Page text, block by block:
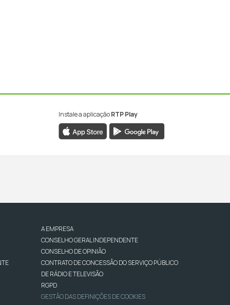
Instale a aplicaçãoRTP Play
A EMPRESA
CONSELHO GERAL INDEPENDENTE
CONSELHO DE OPINIÃO
CONTRATO DE CONCESSÃO DO SERVIÇO PÚBLICO
DE RÁDIO E TELEVISÃO
RGPD
GESTÃO DAS DEFINIÇÕES DE COOKIES